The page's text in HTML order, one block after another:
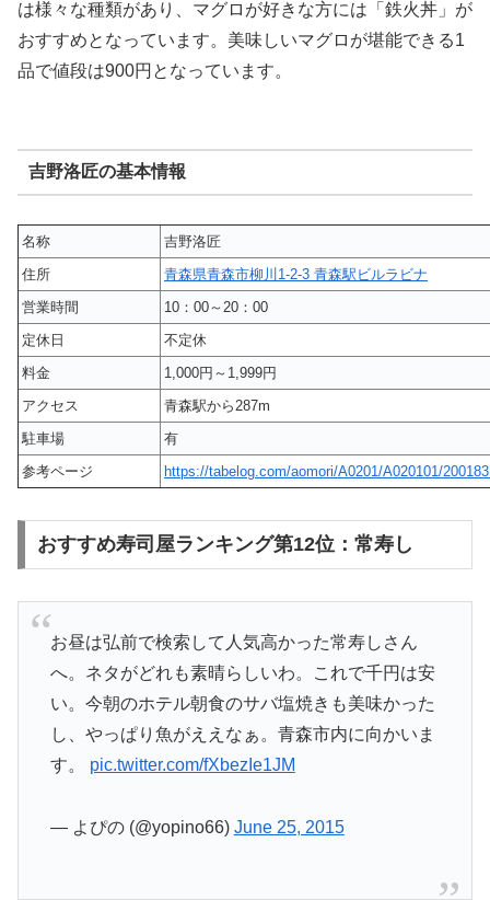
は様々な種類があり、マグロが好きな方には「鉄火丼」が
おすすめとなっています。美味しいマグロが堪能できる1
品で値段は900円となっています。
吉野洛匠の基本情報
名称
吉野洛匠
住所
青森県青森市柳川1-2-3 青森駅ビルラビナ
営業時間
10：00～20：00
定休日
不定休
料金
1,000円～1,999円
アクセス
青森駅から287m
駐車場
有
参考ページ
https://tabelog.com/aomori/A0201/A020101/
おすすめ寿司屋ランキング第12位：常寿し
お昼は弘前で検索して人気高かった常寿しさん
へ。ネタがどれも素晴らしいわ。これで千円は安
い。今朝のホテル朝食のサバ塩焼きも美味かった
し、やっぱり魚がええなぁ。青森市内に向かいま
す。 pic.twitter.com/fXbezIe1JM
— よぴの (@yopino66) June 25, 2015